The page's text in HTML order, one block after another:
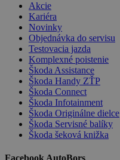
Akcie
Kariéra
Novinky
Objednávka do servisu
Testovacia jazda
Komplexné poistenie
Škoda Assistance
Škoda Handy ZŤP
Škoda Connect
Škoda Infotainment
Škoda Originálne dielce
Škoda Servisné balíky
Škoda šeková knižka